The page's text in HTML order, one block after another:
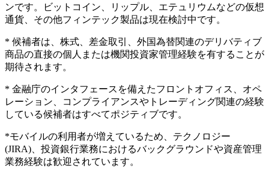
ンです。ビットコイン、リップル、エテュリウムなどの仮想
通貨、その他フィンテック製品は現在検討中です。
* 候補者は、株式、差金取引、外国為替関連のデリバティブ
商品の直接の個人または機関投資家管理経験を有することが
期待されます。
* 金融庁のインタフェースを備えたフロントオフィス、オペ
レーション、コンプライアンスやトレーディング関連の経験
している候補者はすべてポジティブです。
*モバイルの利用者が増えているため、テクノロジー
(JIRA)、投資銀行業務におけるバックグラウンドや資産管理
業務経験は歓迎されています。